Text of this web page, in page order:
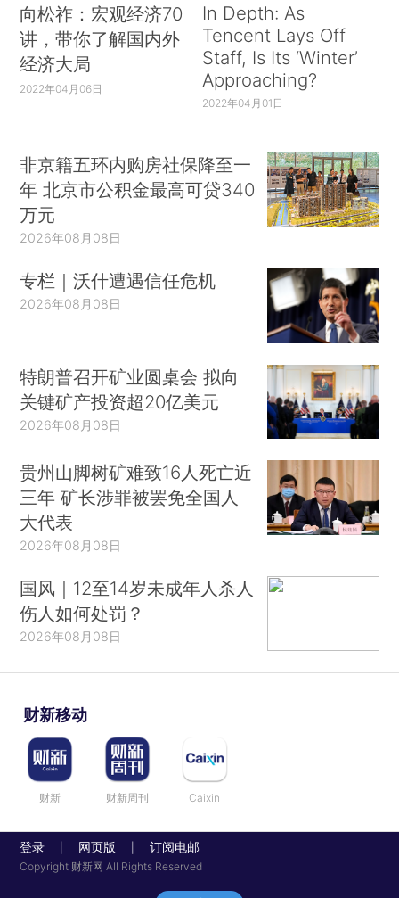
向松祚：宏观经济70
讲，带你了解国内外
经济大局
2022年04月06日
In Depth: As
Tencent Lays Off
Staff, Is Its ‘Winter’
Approaching?
2022年04月01日
非京籍五环内购房社保降至一
年 北京市公积金最高可贷340
万元
2026年08月08日
专栏｜沃什遭遇信任危机
2026年08月08日
特朗普召开矿业圆桌会 拟向
关键矿产投资超20亿美元
2026年08月08日
贵州山脚树矿难致16人死亡近
三年 矿长涉罪被罢免全国人
大代表
2026年08月08日
国风｜12至14岁未成年人杀人
伤人如何处罚？
2026年08月08日
财新移动
财新 财新周刊 Caixin
登录 网页版 订阅电邮
Copyright 财新网 All Rights Reserved